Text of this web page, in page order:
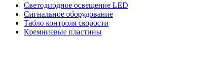
Светодиодное освещение LED
Сигнальное оборудование
Табло контроля скорости
Кремниевые пластины